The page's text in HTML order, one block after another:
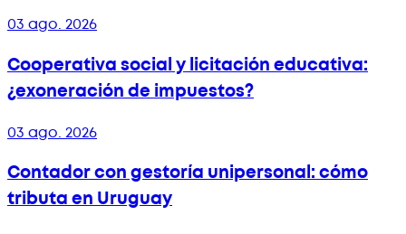
03 ago. 2026
Cooperativa social y licitación educativa:
¿exoneración de impuestos?
03 ago. 2026
Contador con gestoría unipersonal: cómo
tributa en Uruguay